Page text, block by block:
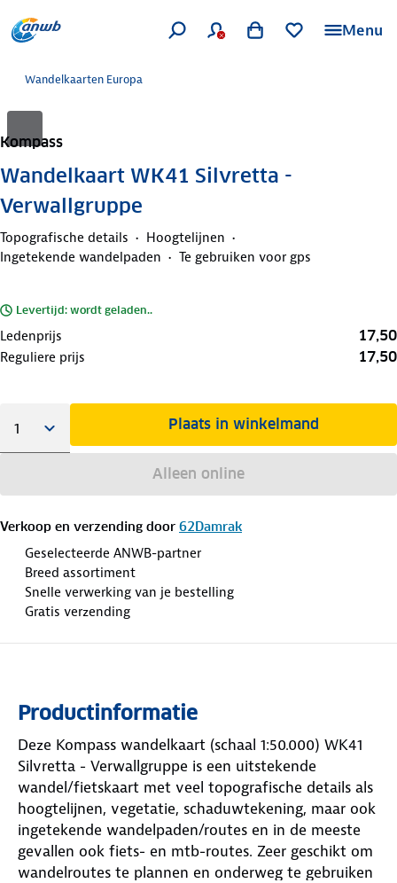
Menu
Wandelkaarten Europa
Kompass
Wandelkaart WK41 Silvretta -
Verwallgruppe
Topografische details
Hoogtelijnen
Ingetekende wandelpaden
Te gebruiken voor gps
Levertijd: wordt geladen..
Ledenprijs 17,50
Reguliere prijs 17,50
Plaats in winkelmand
Alleen online
Verkoop en verzending door 62Damrak
Geselecteerde ANWB-partner
Breed assortiment
Snelle verwerking van je bestelling
Gratis verzending
Productinformatie
Deze Kompass wandelkaart (schaal 1:50.000) WK41
Silvretta - Verwallgruppe is een uitstekende
wandel/fietskaart met veel topografische details als
hoogtelijnen, vegetatie, schaduwtekening, maar ook
ingetekende wandelpaden/routes en in de meeste
gevallen ook fiets- en mtb-routes. Zeer geschikt om
wandelroutes te plannen en onderweg te gebruiken